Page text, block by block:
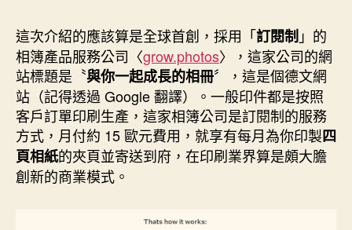
者
佈
日
期
這次介紹的應該算是全球首創，採用「訂閱制」的
相簿產品服務公司〈grow.photos〉，這家公司的網
站標題是〝與你一起成長的相冊〞，這是個德文網
站（記得透過 Google 翻譯）。一般印件都是按照
客戶訂單印刷生產，這家相簿公司是訂閱制的服務
方式，月付約 15 歐元費用，就享有每月為你印製四
頁相紙的夾頁並寄送到府，在印刷業界算是頗大膽
創新的商業模式。